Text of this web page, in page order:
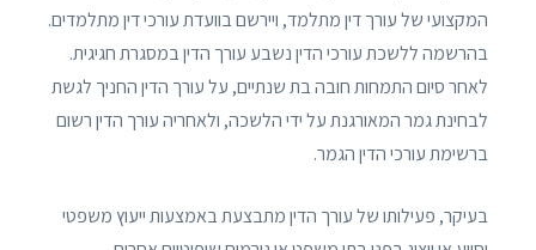
המקצועי של עורך דין מתלמד, ויירשם בוועדת עורכי דין מתלמדים.
בהרשמה ללשכת עורכי הדין נשבע עורך הדין במסגרת חגיגית.
לאחר סיום התמחות חובה בת שנתיים, על עורך הדין החניך לגשת
לבחינת גמר המאורגנת על ידי הלשכה, ולאחריה עורך הדין רשום
ברשימת עורכי הדין הגמר.
בעיקר, פעילותו של עורך הדין מתבצעת באמצעות ייעוץ משפטי